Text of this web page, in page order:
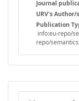
Journal
URV's Author/
Publication
info:eu-repo/
repo/